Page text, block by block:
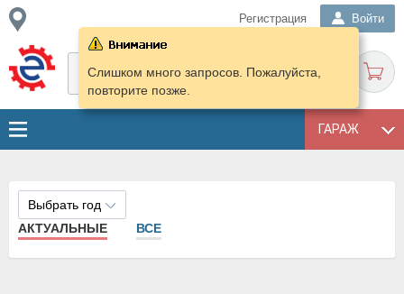
Регистрация Войти
ГАРАЖ
Слишком много запросов. Пожалуйста,
повторите позже.
Выбрать год
АКТУАЛЬНЫЕ
ВСЕ